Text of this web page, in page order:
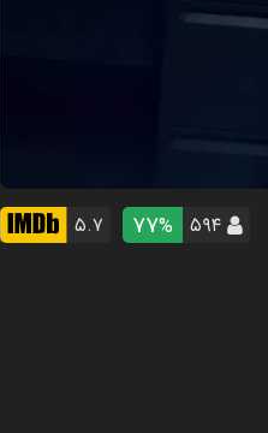
۵۹۴ 77% ۵.۷